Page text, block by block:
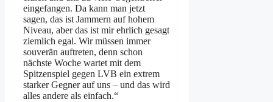
eingefangen. Da kann man jetzt
sagen, das ist Jammern auf hohem
Niveau, aber das ist mir ehrlich gesagt
ziemlich egal. Wir müssen immer
souverän auftreten, denn schon
nächste Woche wartet mit dem
Spitzenspiel gegen LVB ein extrem
starker Gegner auf uns – und das wird
alles andere als einfach.“